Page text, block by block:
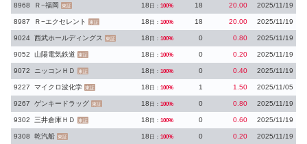
8968 Ｒ−福岡 東証 18 日： 100% 18 20.00 2025/11/19
8987 Ｒ−エクセレント 東証 18 日： 100% 18 20.00 2025/11/19
9024 西武ホールディングス 東証 18 日： 100% 0 0.80 2025/11/19
9052 山陽電気鉄道 東証 18 日： 100% 0 0.20 2025/11/19
9072 ニッコンＨＤ 東証 18 日： 100% 0 0.40 2025/11/19
9227 マイクロ波化学 東証 18 日： 100% 1 1.50 2025/11/05
9267 ゲンキードラッグ 東証 18 日： 100% 0 0.80 2025/11/19
9302 三井倉庫ＨＤ 東証 18 日： 100% 0 0.60 2025/11/19
9308 乾汽船 東証 18 日： 100% 0 0.20 2025/11/19